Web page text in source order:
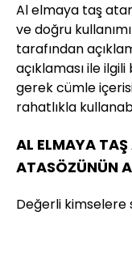
Al elmaya taş
ve doğru
tarafından
açıklaması ile
gerek cümle
rahatlıkla
AL ELMAYA
ATASÖZÜNÜN
Değerli kimselere